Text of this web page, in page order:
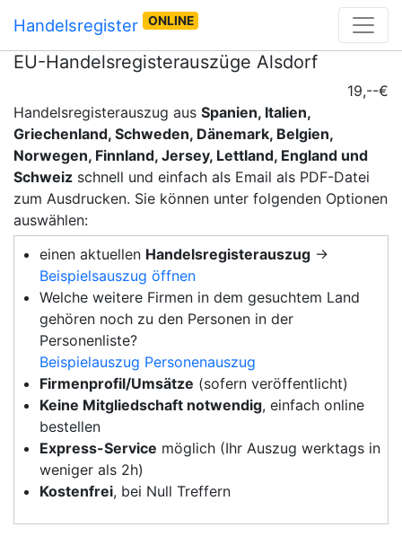
Handelsregister ONLINE
EU-Handelsregisterauszüge Alsdorf
19,--€
Handelsregisterauszug aus Spanien, Italien,
Griechenland, Schweden, Dänemark, Belgien,
Norwegen, Finnland, Jersey, Lettland, England und
Schweiz schnell und einfach als Email als PDF-Datei
zum Ausdrucken. Sie können unter folgenden Optionen
auswählen:
einen aktuellen Handelsregisterauszug →
Beispielsauszug öffnen
Welche weitere Firmen in dem gesuchtem Land
gehören noch zu den Personen in der
Personenliste?
Beispielauszug Personenauszug
Firmenprofil/Umsätze (sofern veröffentlicht)
Keine Mitgliedschaft notwendig, einfach online
bestellen
Express-Service möglich (Ihr Auszug werktags in
weniger als 2h)
Kostenfrei, bei Null Treffern